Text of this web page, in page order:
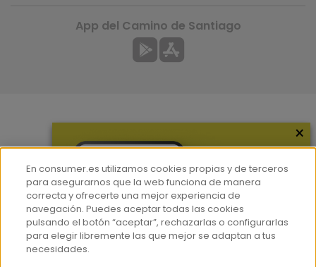
Hemeroteca
Contacto
Prensa
Corpus Lingüístico Consumer
App del Camino de Santiago
×
En consumer.es utilizamos cookies propias y de terceros
para asegurarnos que la web funciona de manera
correcta y ofrecerte una mejor experiencia de
navegación. Puedes aceptar todas las cookies
pulsando el botón “aceptar”, rechazarlas o configurarlas
para elegir libremente las que mejor se adaptan a tus
necesidades.